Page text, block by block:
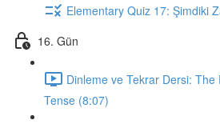
Elementary Quiz 17: Şimdiki
16. Gün
Dinleme ve Tekrar Dersi:
Tense (8:07)